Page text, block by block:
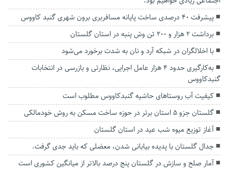
پیشرفت ۴۰ درصدی ساخت پایانه مسافربری برون شهری گنبد کاووس
برداشت ۲ هزار و ۲۰۰ تن وش پنبه در استان گلستان
با اخلالگران در شبکه آرد و نان به شدت برخورد می‌شود
به‌کارگیری حدود ۴ هزار عامل اجرایی، نظارتی و بازرسی در انتخابات
گنبدکاووس
کیفیت آب روستاهای حاشیه گنبدکاووس مطلوب است
گلستان جزو ۵ استان برتر در حوزه ساخت مسکن به روش خودمالکی
آغاز توزیع میوه شب عید در استان گلستان
جدال گلستان با پدیده بیابانی‌ شدن، معضلی که باید جدی گرفت.
آمار صلح و سازش در گلستان پنج درصد بالاتر از میانگین کشوری است